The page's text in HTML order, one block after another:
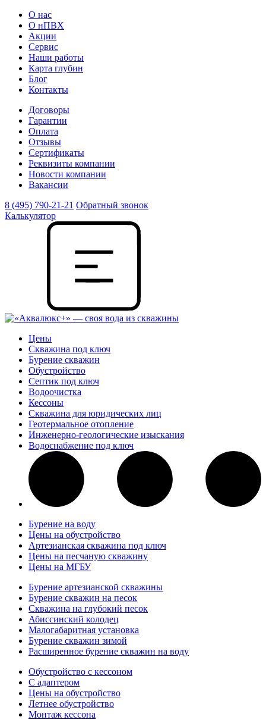
О нас
О нПВХ
Акции
Сервис
Наши работы
Карта глубин
Блог
Контакты
Договоры
Гарантии
Оплата
Отзывы
Сертификаты
Реквизиты компании
Новости компании
Вакансии
8 (495) 790-21-21 Обратный звонок
Калькулятор
Цены
Скважина под ключ
Бурение скважин
Обустройство
Септик под ключ
Водоочистка
Кессоны
Скважина для юридических лиц
Геотермальное отопление
Инженерно-геологические изыскания
Водоснабжение под ключ
Бурение на воду
Цены на обустройство
Артезианская скважина под ключ
Цены на песчаную скважину
Цены на МГБУ
Бурение артезианской скважины
Бурение скважин на песок
Скважина на глубокий песок
Абиссинский колодец
Малогабаритная установка
Бурение скважин зимой
Расширенное бурение скважин на воду
Обустройство с кессоном
С адаптером
Цены на обустройство
Летнее обустройство
Монтаж кессона